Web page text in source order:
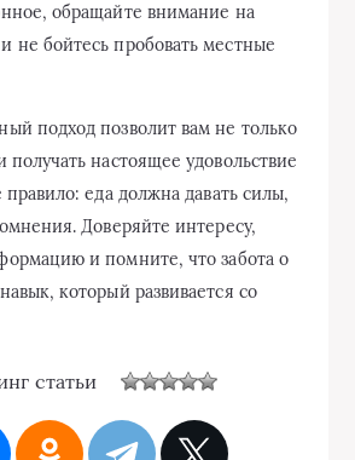
обращайте внимание на
не бойтесь пробовать местные
подход позволит вам не только
настоящее удовольствие
правило: еда должна давать силы,
Доверяйте интересу,
и помните, что забота о
который развивается со
статьи